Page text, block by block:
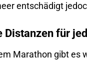
entschädigt
Distanzen für
Marathon gibt es